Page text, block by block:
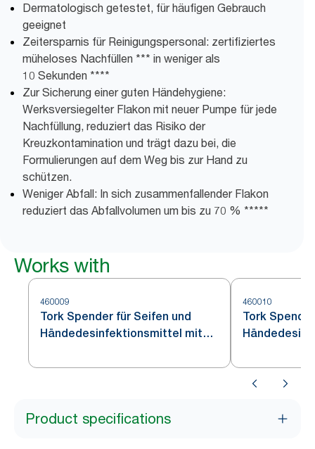
Dermatologisch getestet, für häufigen Gebrauch
geeignet
Zeitersparnis für Reinigungspersonal: zertifiziertes
müheloses Nachfüllen *** in weniger als
10 Sekunden ****
Zur Sicherung einer guten Händehygiene:
Werksversiegelter Flakon mit neuer Pumpe für jede
Nachfüllung, reduziert das Risiko der
Kreuzkontamination und trägt dazu bei, die
Formulierungen auf dem Weg bis zur Hand zu
schützen.
Weniger Abfall: In sich zusammenfallender Flakon
reduziert das Abfallvolumen um bis zu 70 % *****
Works with
460009
Tork Spender für Seifen und
Händedesinfektionsmittel mit
460010
Tork
Product specifications